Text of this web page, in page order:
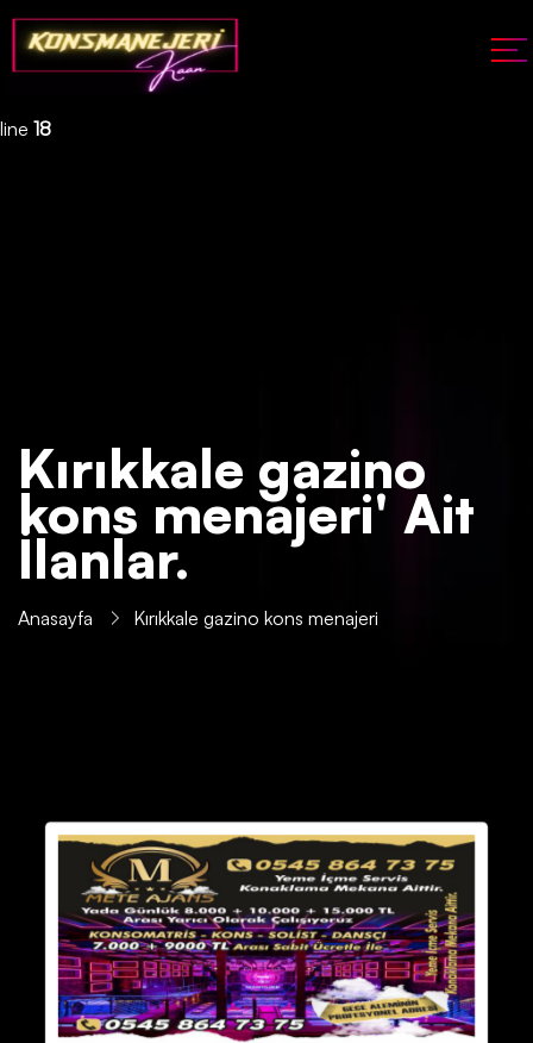
Deprecated: json_decode(): Passing null to parameter #1 ($json)
of type string is deprecated in
/home/konsmenajericom/public_html/api/kontrol/etiket.php
line 18
Kırıkkale gazino
kons menajeri' Ait
İlanlar.
Anasayfa Kırıkkale gazino kons menajeri